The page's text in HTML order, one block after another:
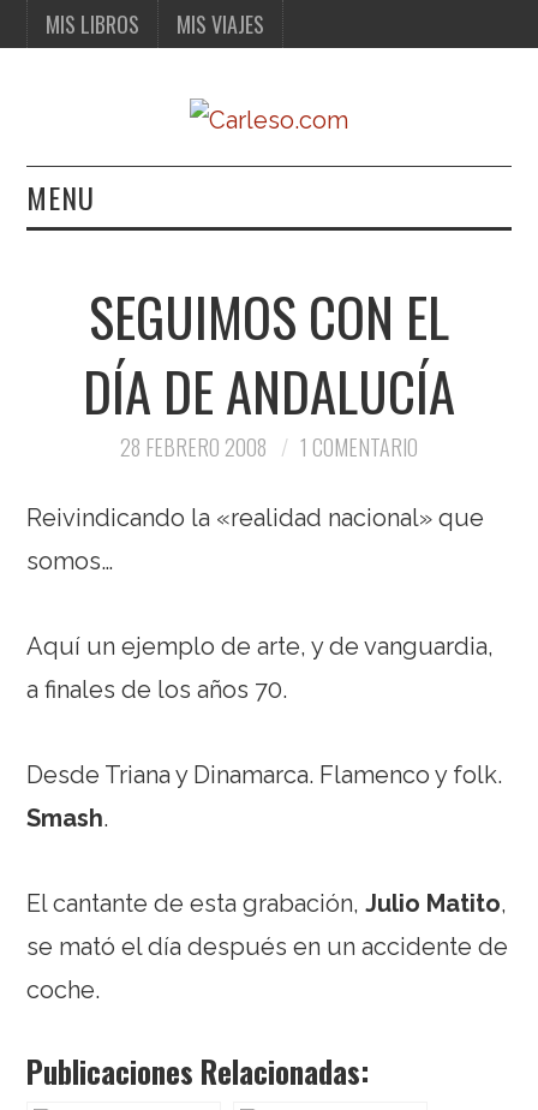
MIS LIBROS MIS VIAJES
MENU
MIS VIAJES
SEGUIMOS CON EL
DÍA DE ANDALUCÍA
28 FEBRERO 2008 1 COMENTARIO
Reivindicando la «realidad nacional» que
somos…
Aquí un ejemplo de arte, y de vanguardia,
a finales de los años 70.
Desde Triana y Dinamarca. Flamenco y folk.
Smash.
El cantante de esta grabación,Julio Matito,
se mató el día después en un accidente de
coche.
Publicaciones Relacionadas: